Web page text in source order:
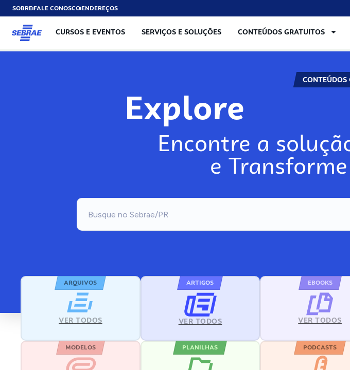
SOBREFALE CONOSCOENDEREÇOS
CURSOS E EVENTOS SERVIÇOS E SOLUÇÕES CONTEÚDOS GRATUITOS
CONTEÚDOS
Explore
Encontre a
e
ARQUIVOS
VER TODOS
ARTIGOS
VER TODOS
EBOOKS
VER TODOS
MODELOS PLANILHAS PODCASTS